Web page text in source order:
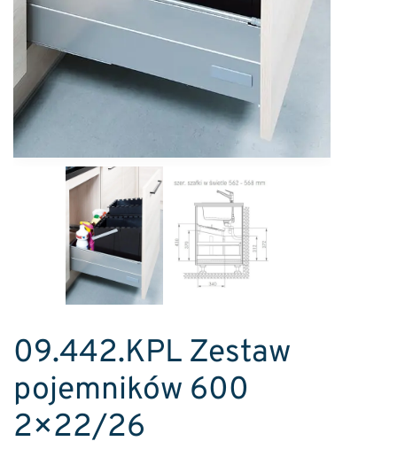
09.442.KPL Zestaw
pojemników 600
2×22/26